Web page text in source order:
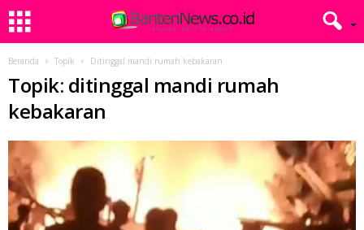
Beranda Topik Ditinggal mandi rumah kebakaran
Topik: ditinggal mandi rumah
kebakaran